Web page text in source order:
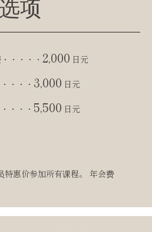
项
・・・・ 2,000 日元
・・・ 3,000 日元
・・・ 5,500 日元
特惠价参加所有课程。 年会费